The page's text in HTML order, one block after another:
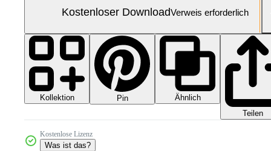
Kostenloser DownloadVerweis erforderlich
Kollektion Pin
Ähnlich
Teilen
Kostenlose Lizenz
Was ist das?